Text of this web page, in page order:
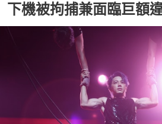
下機被拘捕兼面臨巨額